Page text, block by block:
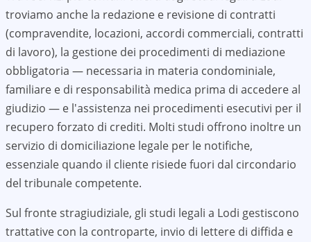
troviamo anche la redazione e revisione di contratti
(compravendite, locazioni, accordi commerciali, contratti
di lavoro), la gestione dei procedimenti di mediazione
obbligatoria — necessaria in materia condominiale,
familiare e di responsabilità medica prima di accedere al
giudizio — e l'assistenza nei procedimenti esecutivi per il
recupero forzato di crediti. Molti studi offrono inoltre un
servizio di domiciliazione legale per le notifiche,
essenziale quando il cliente risiede fuori dal circondario
del tribunale competente.
Sul fronte stragiudiziale, gli studi legali a Lodi gestiscono
trattative con la controparte, invio di lettere di diffida e